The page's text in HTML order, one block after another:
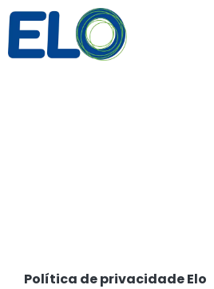
Política de privacidade Elo